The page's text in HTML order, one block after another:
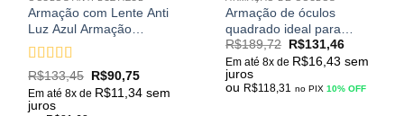
Armação com Lente Anti
Luz Azul Armação
Quadrado Unissex Moda
Transparente Oulylan
Avaliação 5
de 5
R$133,45 R$90,75
Em até 8x de R$11,34 sem
juros
Armação de óculos
quadrado ideal para
qualquer lente de grau
modelo Vintage
R$189,72 R$131,46
Em até 8x de R$16,43 sem
juros
ou R$118,31 no PIX10% OFF